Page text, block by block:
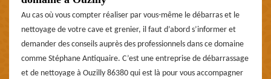
Au cas où vous compter réaliser par vous-même le débarras et le
nettoyage de votre cave et grenier, il faut d’abord s’informer et
demander des conseils auprès des professionnels dans ce domaine
comme Stéphane Antiquaire. C’est une entreprise de débarrassage
et de nettoyage à Ouzilly 86380 qui est là pour vous accompagner